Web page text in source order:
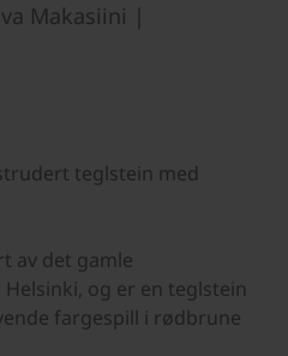
Makasiini |
teglstein med
av det gamle
og er en teglstein
fargespill i rødbrune